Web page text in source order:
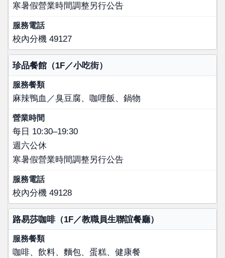
寒暑假營業時間調整另行公告
校內分機 49127
珍品餐館（1F／小吃街）
麻辣鴨血／臭豆腐、咖哩飯、鍋物
每日 10:30–19:30
週六公休
寒暑假營業時間調整另行公告
校內分機 49128
路易莎咖啡（1F／教職員生聯誼餐廳）
咖啡、飲料、麵包、蛋糕、健康餐